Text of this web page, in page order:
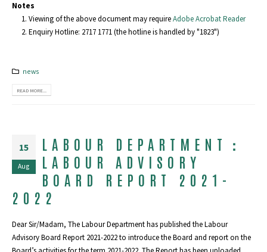
Notes
Viewing of the above document may requireAdobe Acrobat Reader
Enquiry Hotline: 2717 1771 (the hotline is handled by "1823")
news
READ MORE...
15
Aug
LABOUR DEPARTMENT：
LABOUR ADVISORY
BOARD REPORT 2021-
2022
Dear Sir/Madam, The Labour Department has published the Labour
Advisory Board Report 2021-2022 to introduce the Board and report on the